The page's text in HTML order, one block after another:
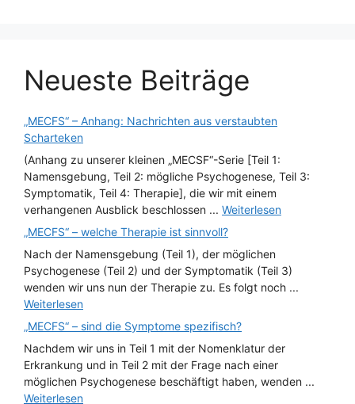
Neueste Beiträge
„MECFS“ – Anhang: Nachrichten aus verstaubten
Scharteken
(Anhang zu unserer kleinen „MECSF“-Serie [Teil 1:
Namensgebung, Teil 2: mögliche Psychogenese, Teil 3:
Symptomatik, Teil 4: Therapie], die wir mit einem
verhangenen Ausblick beschlossen ... Weiterlesen
„MECFS“ – welche Therapie ist sinnvoll?
Nach der Namensgebung (Teil 1), der möglichen
Psychogenese (Teil 2) und der Symptomatik (Teil 3)
wenden wir uns nun der Therapie zu. Es folgt noch ...
Weiterlesen
„MECFS“ – sind die Symptome spezifisch?
Nachdem wir uns in Teil 1 mit der Nomenklatur der
Erkrankung und in Teil 2 mit der Frage nach einer
möglichen Psychogenese beschäftigt haben, wenden ...
Weiterlesen